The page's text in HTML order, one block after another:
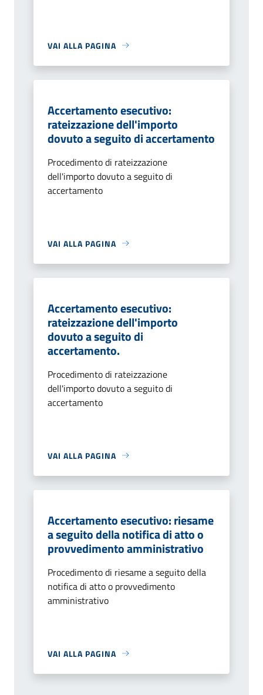
VAI ALLA PAGINA
Accertamento esecutivo:
rateizzazione dell'importo
dovuto a seguito di accertamento
Procedimento di rateizzazione
dell'importo dovuto a seguito di
accertamento
VAI ALLA PAGINA
Accertamento esecutivo:
rateizzazione dell'importo
dovuto a seguito di
accertamento.
Procedimento di rateizzazione
dell'importo dovuto a seguito di
accertamento
VAI ALLA PAGINA
Accertamento esecutivo: riesame
a seguito della notifica di atto o
provvedimento amministrativo
Procedimento di riesame a seguito della
notifica di atto o provvedimento
amministrativo
VAI ALLA PAGINA